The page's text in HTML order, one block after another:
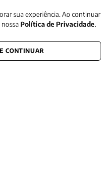
sua experiência. Ao continuar
Política de Privacidade.
CONTINUAR